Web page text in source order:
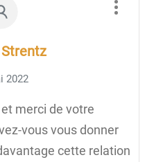
2022
merci de votre
vous vous donner
cette relation